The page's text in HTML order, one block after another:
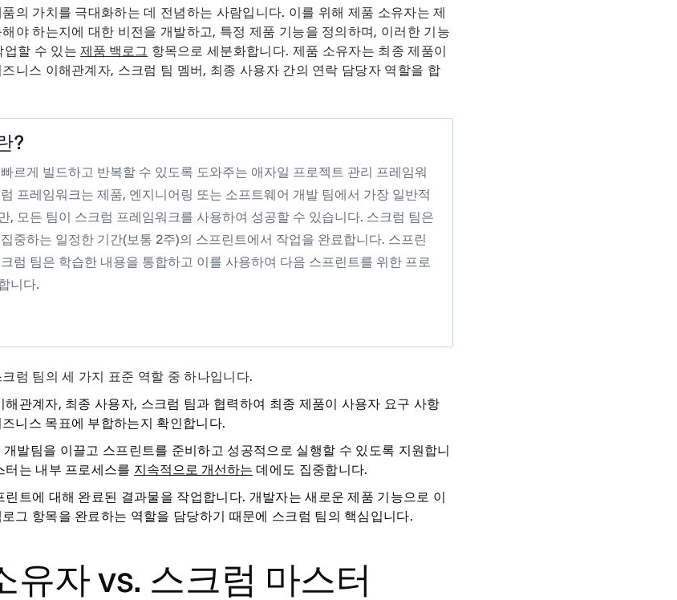
의 가치를 극대화하는 데 전념하는 사람입니다. 이를 위해 제품 소유자는 제
야 하는지에 대한 비전을 개발하고, 특정 제품 기능을 정의하며, 이러한 기능
업할 수 있는제품 백로그 항목으로 세분화합니다. 제품 소유자는 최종 제품이
니스 이해관계자, 스크럼 팀 멤버, 최종 사용자 간의 연락 담당자 역할을 합
?
르게 빌드하고 반복할 수 있도록 도와주는 애자일 프로젝트 관리 프레임워
프레임워크는 제품, 엔지니어링 또는 소프트웨어 개발 팀에서 가장 일반적
, 모든 팀이 스크럼 프레임워크를 사용하여 성공할 수 있습니다. 스크럼 팀은
중하는 일정한 기간(보통 2주)의 스프린트에서 작업을 완료합니다. 스프린
럼 팀은 학습한 내용을 통합하고 이를 사용하여 다음 스프린트를 위한 프로
니다.
럼 팀의 세 가지 표준 역할 중 하나입니다.
해관계자, 최종 사용자, 스크럼 팀과 협력하여 최종 제품이 사용자 요구 사항
니스 목표에 부합하는지 확인합니다.
개발팀을 이끌고 스프린트를 준비하고 성공적으로 실행할 수 있도록 지원합니
터는 내부 프로세스를 지속적으로 개선하는 데에도 집중합니다.
린트에 대해 완료된 결과물을 작업합니다. 개발자는 새로운 제품 기능으로 이
그 항목을 완료하는 역할을 담당하기 때문에 스크럼 팀의 핵심입니다.
유자 vs. 스크럼 마스터